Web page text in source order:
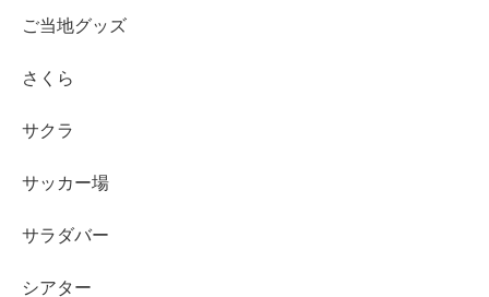
ご当地グッズ
さくら
サクラ
サッカー場
サラダバー
シアター